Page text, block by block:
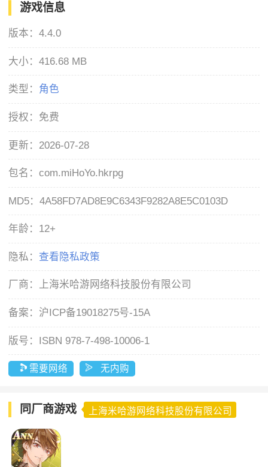
游戏信息
版本：4.4.0
大小：416.68 MB
类型： 角色
授权： 免费
更新： 2026-07-28
包名：com.miHoYo.hkrpg
MD5：4A58FD7AD8E9C6343F9282A8E5C0103D
年龄： 12+
隐私： 查看隐私政策
厂商： 上海米哈游网络科技股份有限公司
备案： 沪ICP备19018275号-15A
版号： ISBN 978-7-498-10006-1
需要网络 无内购
同厂商游戏 上海米哈游网络科技股份有限公司